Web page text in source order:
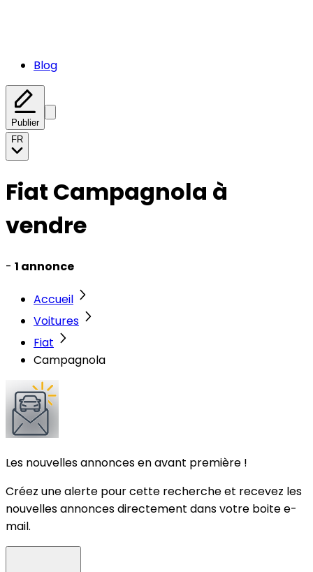
Blog
Publier
FR
Fiat Campagnola à
vendre
- 1 annonce
Accueil
Voitures
Fiat
Campagnola
Les nouvelles annonces en avant première !
Créez une alerte pour cette recherche et recevez les
nouvelles annonces directement dans votre boite e-
mail.